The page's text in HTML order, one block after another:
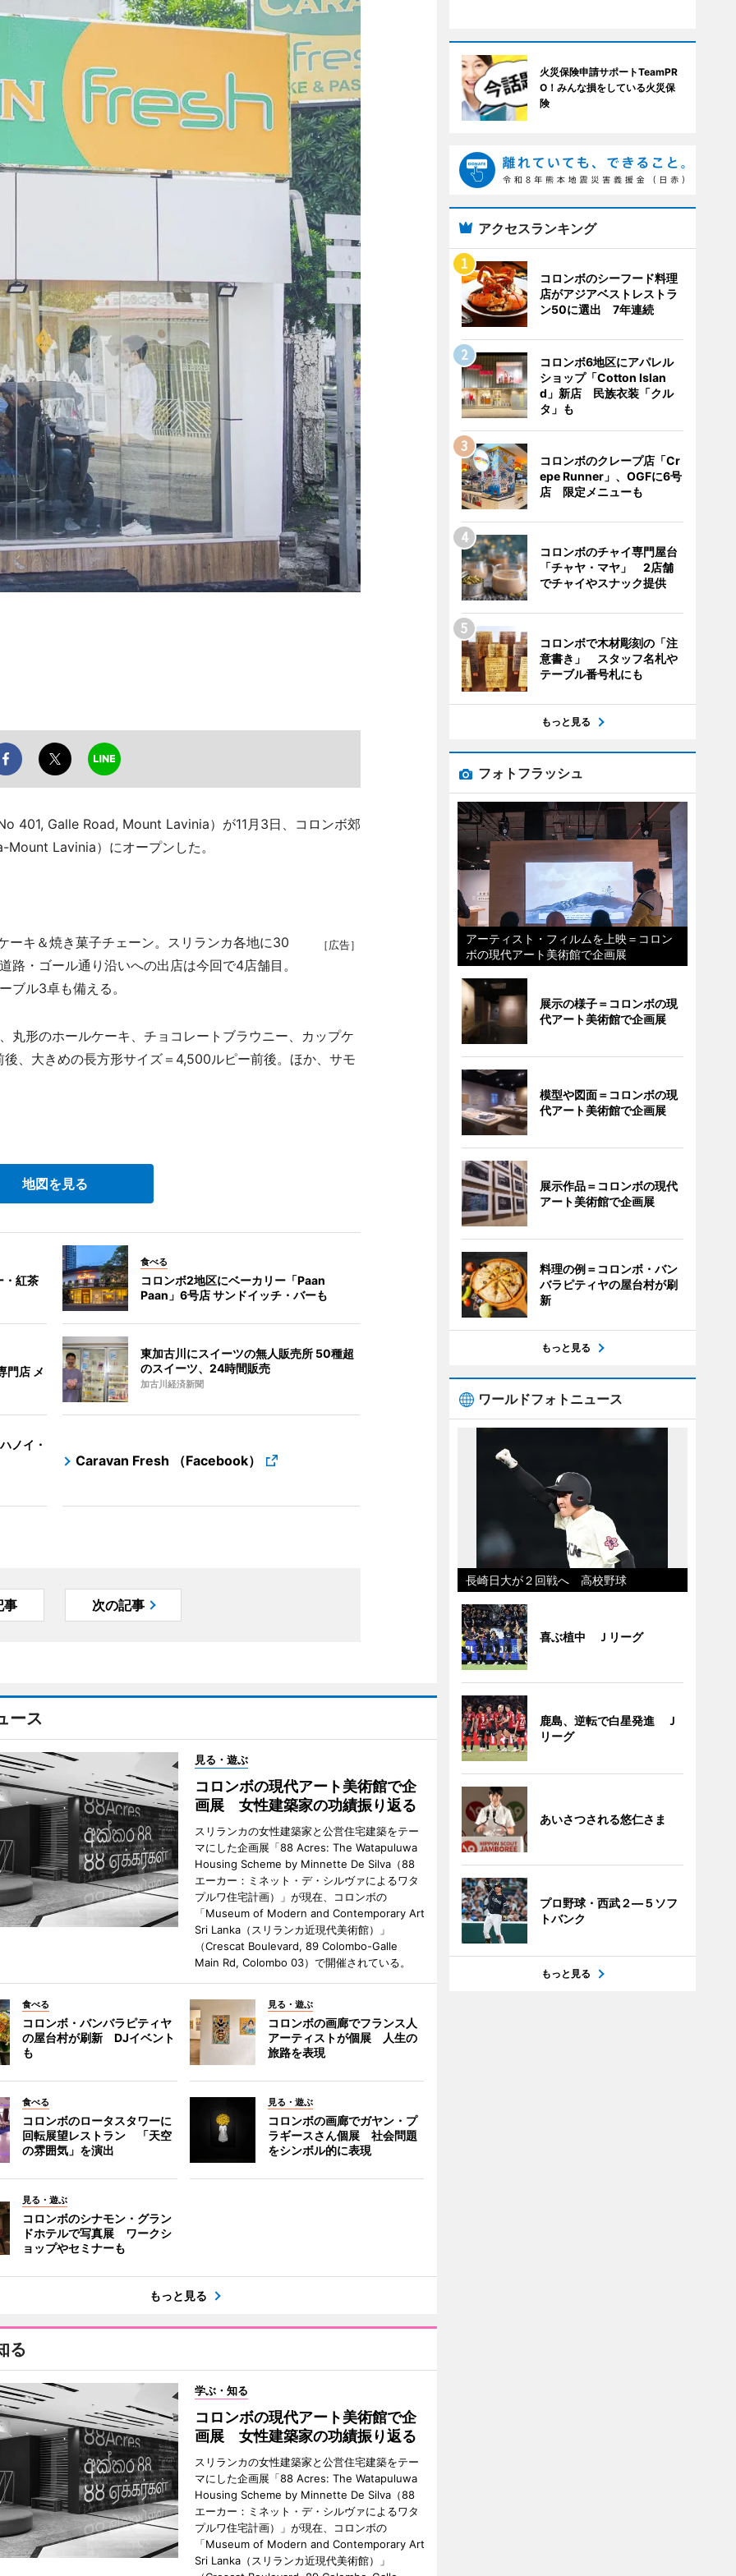
401, Galle Road, Mount Lavinia）が11月3日、コロンボ郊
Lavinia）にオープンした。
［広告］
キ＆焼き菓子チェーン。スリランカ各地に30
・ゴール通り沿いへの出店は今回で4店舗目。
ブル3卓も備える。
形のホールケーキ、チョコレートブラウニー、カップケ
、大きめの長方形サイズ＝4,500ルピー前後。ほか、サモ
地図を見る
・紅茶
食べる
コロンボ2地区にベーカリー「Paan
Paan」6号店 サンドイッチ・バーも
門店 メ
東加古川にスイーツの無人販売所 50種超
のスイーツ、24時間販売
加古川経済新聞
ノイ・
Caravan Fresh （Facebook）
事 次の記事
ース
見る・遊ぶ
コロンボの現代アート美術館で企
画展 女性建築家の功績振り返る
スリランカの女性建築家と公営住宅建築をテー
マにした企画展「88 Acres: The Watapuluwa
Housing Scheme by Minnette De Silva（88
エーカー：ミネット・デ・シルヴァによるワタ
プルワ住宅計画）」が現在、コロンボの
「Museum of Modern and Contemporary Art
Sri Lanka（スリランカ近現代美術館）」
（Crescat Boulevard, 89 Colombo-Galle
Main Rd, Colombo 03）で開催されている。
食べる
コロンボ・バンバラピティヤ
の屋台村が刷新 DJイベント
も
見る・遊ぶ
コロンボの画廊でフランス人
アーティストが個展 人生の
旅路を表現
食べる
コロンボのロータスタワーに
回転展望レストラン 「天空
の雰囲気」を演出
見る・遊ぶ
コロンボの画廊でガヤン・プ
ラギースさん個展 社会問題
をシンボル的に表現
見る・遊ぶ
コロンボのシナモン・グラン
ドホテルで写真展 ワークシ
ョップやセミナーも
もっと見る
る
学ぶ・知る
コロンボの現代アート美術館で企
画展 女性建築家の功績振り返る
スリランカの女性建築家と公営住宅建築をテー
マにした企画展「88 Acres: The Watapuluwa
Housing Scheme by Minnette De Silva（88
エーカー：ミネット・デ・シルヴァによるワタ
プルワ住宅計画）」が現在、コロンボの
「Museum of Modern and Contemporary Art
Sri Lanka（スリランカ近現代美術館）」
火災保険申請サポートTeamPR
O！みんな損をしている火災保
険
アクセスランキング
コロンボのシーフード料理
店がアジアベストレストラ
ン50に選出 7年連続
コロンボ6地区にアパレル
ショップ「Cotton Islan
d」新店 民族衣装「クル
タ」も
コロンボのクレープ店「Cr
epe Runner」、OGFに6号
店 限定メニューも
コロンボのチャイ専門屋台
「チャヤ・マヤ」 2店舗
でチャイやスナック提供
コロンボで木材彫刻の「注
意書き」 スタッフ名札や
テーブル番号札にも
もっと見る
フォトフラッシュ
アーティスト・フィルムを上映＝コロン
ボの現代アート美術館で企画展
展示の様子＝コロンボの現
代アート美術館で企画展
模型や図面＝コロンボの現
代アート美術館で企画展
展示作品＝コロンボの現代
アート美術館で企画展
料理の例＝コロンボ・バン
バラピティヤの屋台村が刷
新
もっと見る
ワールドフォトニュース
長崎日大が２回戦へ 高校野球
喜ぶ植中 Ｊリーグ
鹿島、逆転で白星発進 Ｊ
リーグ
あいさつされる悠仁さま
プロ野球・西武２―５ソフ
トバンク
もっと見る